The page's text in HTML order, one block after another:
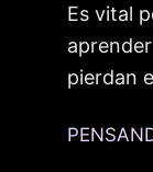
Es vital
pierdan